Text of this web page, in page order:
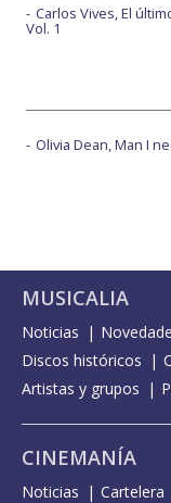
Carlos Vives, El
Vol. 1
Olivia Dean, Man I
MUSICALIA
Noticias
Discos históricos
Artistas y grupos
CINEMANÍA
Noticias Cartelera